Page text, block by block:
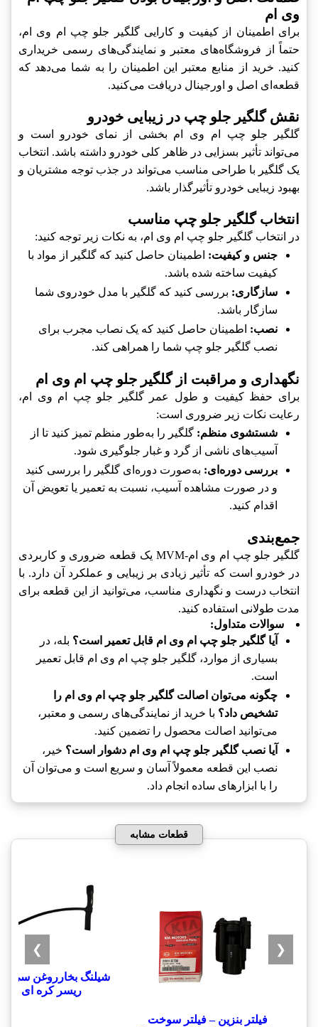
وی ام
برای اطمینان از کیفیت و کارایی گلگیر جلو چپ ام وی ام،
حتماً از فروشگاه‌های معتبر و نمایندگی‌های رسمی خریداری
کنید. خرید از منابع معتبر این اطمینان را به شما می‌دهد که
قطعه‌ای اصل و اورجینال دریافت می‌کنید.
نقش گلگیر جلو چپ در زیبایی خودرو
گلگیر جلو چپ ام وی ام بخشی از نمای خودرو است و
می‌تواند تأثیر بسزایی در ظاهر کلی خودرو داشته باشد. انتخاب
یک گلگیر با طراحی مناسب می‌تواند در جذب توجه مشتریان و
بهبود زیبایی خودرو تأثیرگذار باشد.
انتخاب گلگیر جلو چپ مناسب
در انتخاب گلگیر جلو چپ ام وی ام، به نکات زیر توجه کنید:
جنس و کیفیت: اطمینان حاصل کنید که گلگیر از مواد با
کیفیت ساخته شده باشد.
سازگاری: بررسی کنید که گلگیر با مدل خودروی شما
سازگار باشد.
نصب: اطمینان حاصل کنید که یک نصاب مجرب برای
نصب گلگیر جلو چپ شما را همراهی کند.
نگهداری و مراقبت از گلگیر جلو چپ ام وی ام
برای حفظ کیفیت و طول عمر گلگیر جلو چپ ام وی ام،
رعایت نکات زیر ضروری است:
شستشوی منظم: گلگیر را به‌طور منظم تمیز کنید تا از
آسیب‌های ناشی از گرد و غبار جلوگیری شود.
بررسی دوره‌ای: به‌صورت دوره‌ای گلگیر را بررسی کنید
و در صورت مشاهده آسیب، نسبت به تعمیر یا تعویض آن
اقدام کنید.
جمع‌بندی
گلگیر جلو چپ ام وی ام-MVM یک قطعه ضروری و کاربردی
در خودرو است که تأثیر زیادی بر زیبایی و عملکرد آن دارد. با
انتخاب درست و نگهداری مناسب، می‌توانید از این قطعه برای
مدت طولانی استفاده کنید.
سوالات متداول:
آیا گلگیر جلو چپ ام وی ام قابل تعمیر است؟ بله، در
بسیاری از موارد، گلگیر جلو چپ ام وی ام قابل تعمیر
است.
چگونه می‌توان اصالت گلگیر جلو چپ ام وی ام را
تشخیص داد؟ با خرید از نمایندگی‌های رسمی و معتبر،
می‌توانید اصالت محصول را تضمین کنید.
آیا نصب گلگیر جلو چپ ام وی ام دشوار است؟ خیر،
نصب این قطعه معمولاً آسان و سریع است و می‌توان آن
را با ابزارهای ساده انجام داد.
قطعات مشابه
فیلتر بنزین – فیلتر سوخت
شيلنگ بخارروغن سي
ريسر کره ای
❮
❯